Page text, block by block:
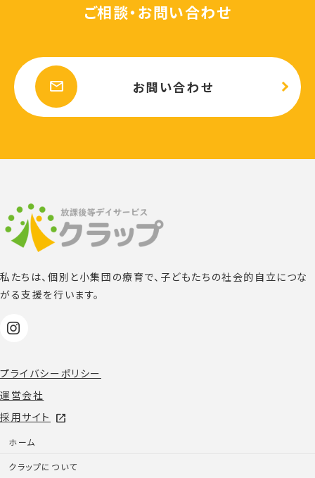
ご相談・お問い合わせ
mail お問い合わせ
私たちは、個別と小集団の療育で、子どもたちの社会的自立につな
がる支援を行います。
プライバシーポリシー
運営会社
採用サイト open_in_new
ホーム
クラップについて